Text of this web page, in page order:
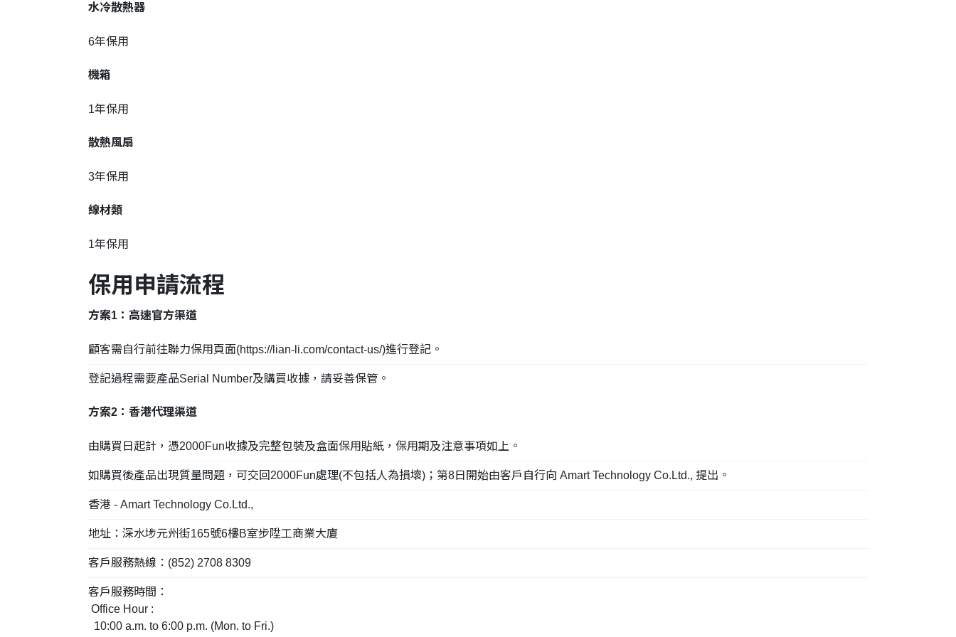
水冷散熱器
6年保用
機箱
1年保用
散熱風扇
3年保用
線材類
1年保用
保用申請流程
方案1：高速官方渠道
顧客需自行前往聯力保用頁面(https://lian-li.com/contact-us/)進行登記。
登記過程需要產品Serial Number及購買收據，請妥善保管。
方案2：香港代理渠道
由購買日起計，憑2000Fun收據及完整包裝及盒面保用貼紙，保用期及注意事項如上。
如購買後產品出現質量問題，可交回2000Fun處理(不包括人為損壞)；第8日開始由客戶自行向 Amart Technology Co.Ltd., 提出。
香港 - Amart Technology Co.Ltd.,
地址：深水埗元州街165號6樓B室步陞工商業大廈
客戶服務熱線：(852) 2708 8309
客戶服務時間：
Office Hour :
10:00 a.m. to 6:00 p.m. (Mon. to Fri.)